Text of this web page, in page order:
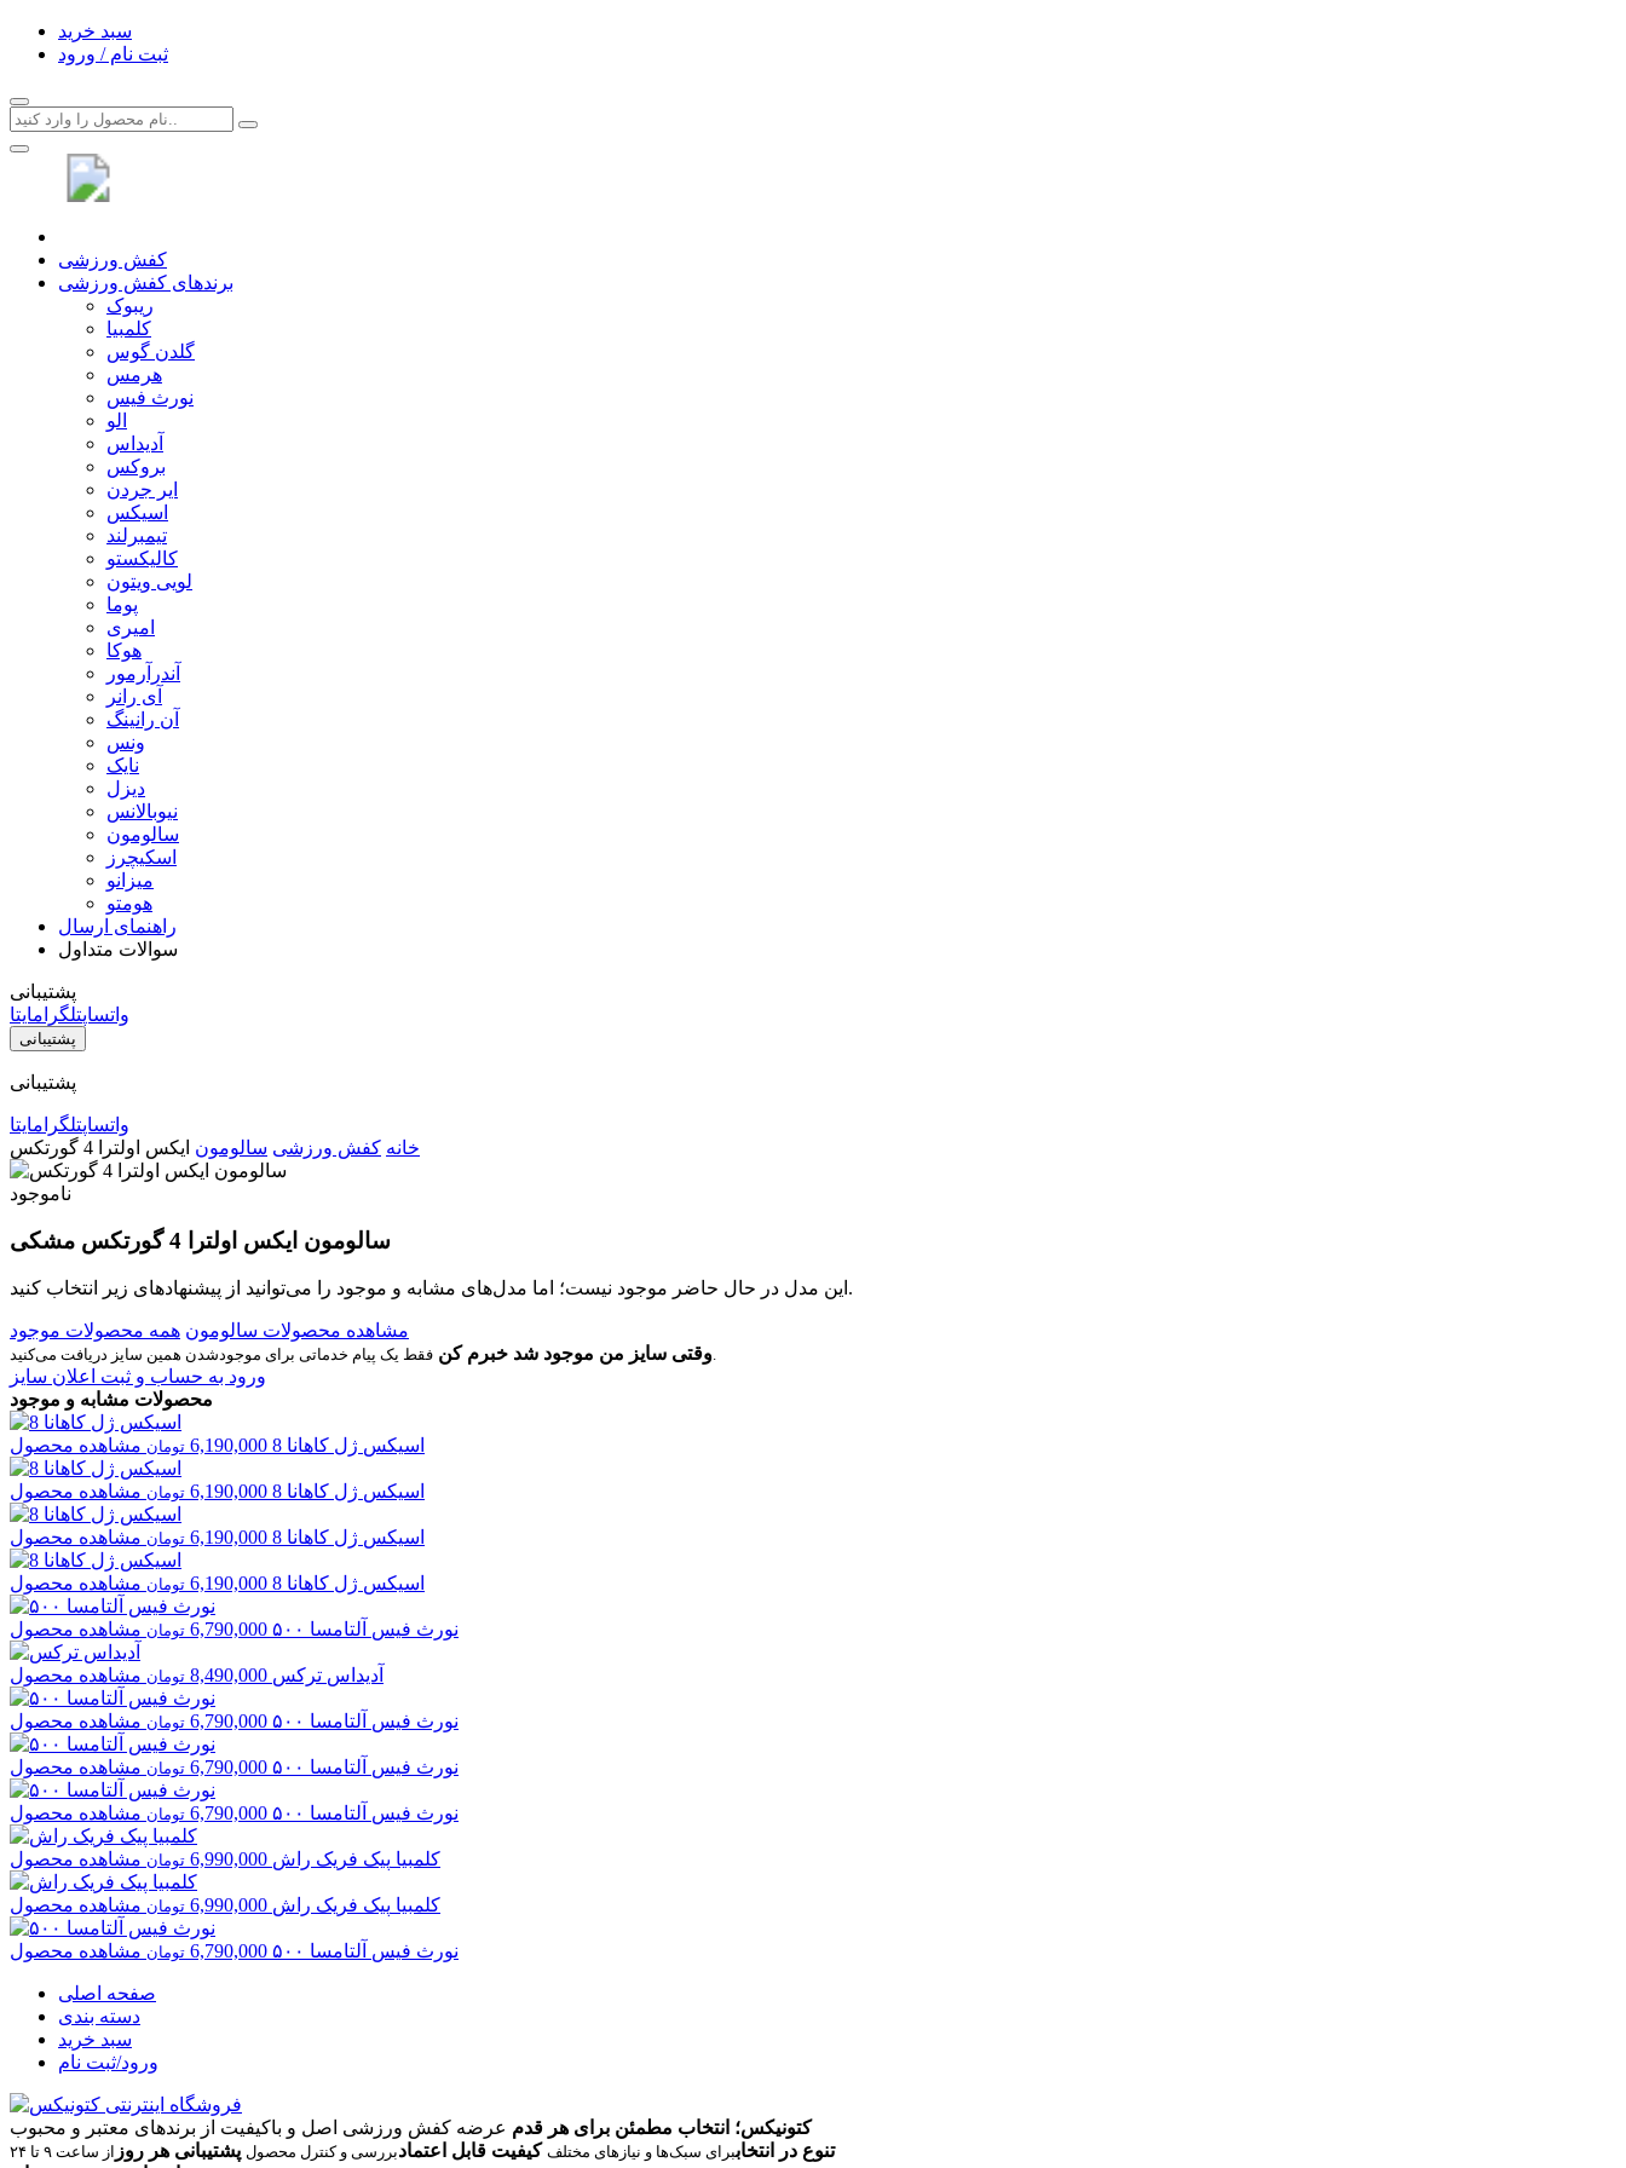
سبد خرید
ثبت نام / ورود
کفش ورزشی
برندهای کفش ورزشی
ریبوک
کلمبیا
گلدن گوس
هرمس
نورث فیس
الو
آدیداس
بروکس
ایر جردن
اسیکس
تیمبرلند
کالیکستو
لویی ویتون
پوما
امیری
هوکا
آندرآرمور
آی رانر
آن رانینگ
ونس
نایک
دیزل
نیوبالانس
سالومون
اسکیچرز
میزانو
هومتو
راهنمای ارسال
سوالات متداول
پشتیبانی
واتساپتلگرامایتا
پشتیبانی
پشتیبانی
واتساپتلگرامایتا
خانه کفش ورزشی سالومون ایکس اولترا 4 گورتکس
ناموجود
سالومون ایکس اولترا 4 گورتکس مشکی
این مدل در حال حاضر موجود نیست؛ اما مدل‌های مشابه و موجود را می‌توانید از پیشنهادهای زیر انتخاب کنید.
مشاهده محصولات سالومون همه محصولات موجود
وقتی سایز من موجود شد خبرم کنفقط یک پیام خدماتی برای موجودشدن همین سایز دریافت می‌کنید.
ورود به حساب و ثبت اعلان سایز
محصولات مشابه و موجود
اسیکس ژل کاهانا 8 6,190,000 تومان مشاهده محصول
اسیکس ژل کاهانا 8 6,190,000 تومان مشاهده محصول
اسیکس ژل کاهانا 8 6,190,000 تومان مشاهده محصول
اسیکس ژل کاهانا 8 6,190,000 تومان مشاهده محصول
نورث فیس آلتامسا ۵۰۰ 6,790,000 تومان مشاهده محصول
آدیداس ترکس 8,490,000 تومان مشاهده محصول
نورث فیس آلتامسا ۵۰۰ 6,790,000 تومان مشاهده محصول
نورث فیس آلتامسا ۵۰۰ 6,790,000 تومان مشاهده محصول
نورث فیس آلتامسا ۵۰۰ 6,790,000 تومان مشاهده محصول
کلمبیا پیک فریک راش 6,990,000 تومان مشاهده محصول
کلمبیا پیک فریک راش 6,990,000 تومان مشاهده محصول
نورث فیس آلتامسا ۵۰۰ 6,790,000 تومان مشاهده محصول
صفحه اصلی
دسته بندی
سبد خرید
ورود/ثبت نام
کتونیکس؛ انتخاب مطمئن برای هر قدم عرضه کفش ورزشی اصل و باکیفیت از برندهای معتبر و محبوب
تنوع در انتخاببرای سبک‌ها و نیازهای مختلف کیفیت قابل اعتمادبررسی و کنترل محصول پشتیبانی هر روز از ساعت ۹ تا ۲۴